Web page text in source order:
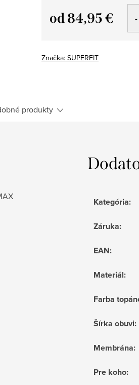
od84,95 €
Značka: SUPERFIT
produkty
Kategória:
Záruka:
EAN:
Materiál:
Farba
Šírka obuvi:
Membrána:
Pre koho: